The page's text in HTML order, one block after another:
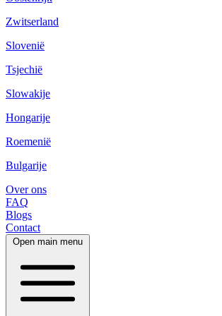
Zwitserland
Slovenië
Tsjechië
Slowakije
Hongarije
Roemenië
Bulgarije
Over ons
FAQ
Blogs
Contact
Open main menu